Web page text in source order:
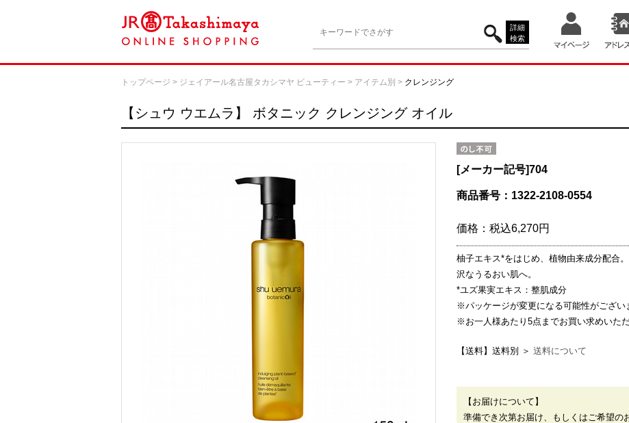
詳細
検索
トップページ > ジェイアール名古屋タカシマヤ ビューティー > アイテム別 > クレンジング
【シュウ ウエムラ】 ボタニック クレンジング オイル
[メーカー記号]704
商品番号：1322-2108-0554
価格： 税込6,270円
柚子エキス*をはじめ、植物由来成分配合
沢なうるおい肌へ。
*ユズ果実エキス：整肌成分
※パッケージが変更になる可能性がござい
※お一人様あたり5点までお買い求めいただ
【送料】送料別 ＞ 送料について
【お届けについて】
準備でき次第お届け、もしくはご希望の